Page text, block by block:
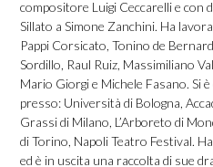
compositore Luigi Ceccarelli e con
Sillato a Simone Zanchini. Ha
Pappi Corsicato, Tonino de
Sordillo, Raul Ruiz, Massimiliano
Mario Giorgi e Michele Fasano. Si
presso: Università di Bologna,
Grassi di Milano, L’Arboreto di
di Torino, Napoli Teatro Festival.
ed è in uscita una raccolta di sue